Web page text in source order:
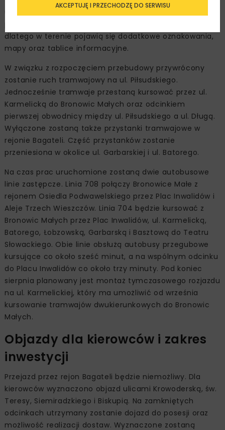
usługowych i przystanków komunikacji miejskiej. Wraz z
dlatego w terenie pojawią się dodatkowe oznakowania,
mapy oraz tablice informacyjne.
W związku z rozpoczęciem przebudowy przywrócony
zostanie ruch tramwajowy na ul. Piłsudskiego.
Jednocześnie tramwaje przestaną kursować przez ul.
Karmelicką do Bronowic Małych oraz odcinkiem
pierwszej obwodnicy między ul. Piłsudskiego a ul. Długą.
Wyłączone zostaną także przystanki tramwajowe w
rejonie Bagateli. Część przystanków zostanie
przeniesiona w okolice ul. Garbarskiej i ul. Batorego.
Na czas prac uruchomione zostaną dwie autobusowe
linie zastępcze. Linia 708 połączy Bronowice Małe z
rejonem Osiedla Podwawelskiego przez Plac Inwalidów i
Aleje Trzech Wieszczów. Linia 704 będzie kursować z
Bronowic Małych przez Plac Inwalidów, ul. Karmelicką,
Batorego, Łobzowską, Garbarską i Basztową do Teatru
Słowackiego. Obie linie obsłużą autobusy przegubowe
kursujące co około sześć minut, a na wspólnym odcinku
do Placu Inwalidów co około trzy minuty. Pod koniec
sierpnia planowany jest montaż tymczasowego rozjazdu
na ul. Karmelickiej, który ma umożliwić od września
kursowanie tramwajów dwukierunkowych do Bronowic
Małych.
Objazdy dla kierowców i zakres
inwestycji
Przejazd przez rejon Bagateli będzie niemożliwy. Dla
kierowców wyznaczono objazd ulicami Krowoderską, św.
Teresy, Siemiradzkiego i Biskupią. Na zamkniętych
odcinkach utrzymany zostanie dojazd do posesji oraz
możliwość realizacji dostaw. Wyznaczone zostaną
AKCEPTUJĘ I PRZECHODZĘ DO SERWISU